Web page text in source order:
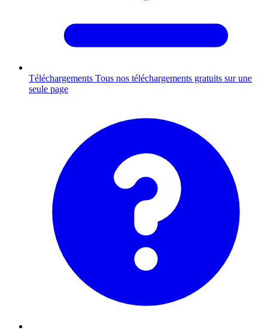
Téléchargements Tous nos téléchargements gratuits sur une
seule page